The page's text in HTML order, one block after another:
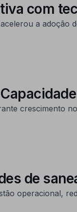
com
a adoção
crescimento
de
operacional,